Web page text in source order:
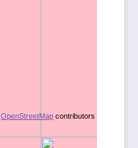
OpenStreetMap contributors